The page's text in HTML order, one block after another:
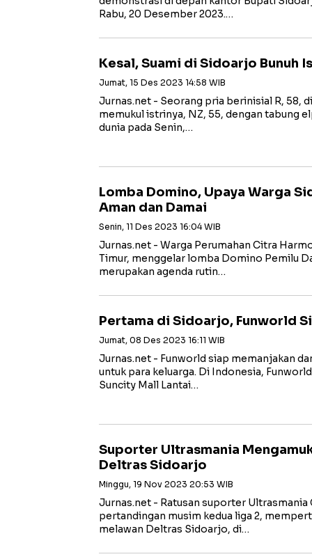
Rabu, 20 Desember 2023.…
Kesal, Suami di Sidoarjo Bunuh
Jumat, 15 Des 2023 14:58 WIB
Jurnas.net - Seorang pria berinisial R, 58,
memukul istrinya, NZ, 55, dengan tabung
dunia pada Senin,…
Lomba Domino, Upaya Warga
Aman dan Damai
Senin, 11 Des 2023 16:04 WIB
Jurnas.net - Warga Perumahan Citra
Timur, menggelar lomba Domino Pemilu
merupakan agenda rutin…
Pertama di Sidoarjo, Funworld
Jumat, 08 Des 2023 16:11 WIB
Jurnas.net - Funworld siap memanjakan
untuk para keluarga. Di Indonesia,
Suncity Mall Lantai…
Suporter Ultrasmania
Deltras Sidoarjo
Minggu, 19 Nov 2023 20:53 WIB
Jurnas.net - Ratusan suporter Ultrasmania
pertandingan musim kedua liga 2,
melawan Deltras Sidoarjo, di…